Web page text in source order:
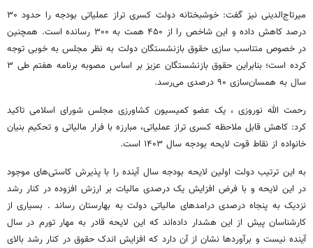
میرتاج‌الدینی نیز گفت: خوشبختانه دولت کسری تراز عملیاتی بودجه را حدود ۳۰
درصد کاهش داده و این شاخص را از ۴۵۰ همت به ۳۰۰ رسانده است. همچنین
در خصوص متناسب سازی حقوق بازنشستگان دولت به نظر مجلس به خوبی توجه
کرده است؛ بنابراین حقوق بازنشستگان عزیز بر اساس مصوبه برنامه هفتم طی ۳
سال به همسان‌سازی ۹۰ درصدی می‌رسد.
رحمت الله نوروزی ، یک عضو کمیسیون کشاورزی مجلس شورای اسلامی تاکید
کرد: کاهش قابل ملاحظه کسری تراز عملیاتی، مبارزه با فرار مالیاتی و تحکیم بنیان
خانواده از نقاط قوت لایحه بودجه سال ۱۴۰۳ است.
به این ترتیب دولت اولین لایحه بودجه سال آینده را با پذیرش کاستی‌های موجود
در این لایحه و با فرض افزایش یک درصدی مالیات بر ارزش افزوده در کنار رشد
نزدیک به پنجاه درصدی درامدهای مالیاتی دولت به بهارستان رساند . بسیاری از
کارشناسان پیش از این هشدار داده‌اند که این لایحه قادر به مهار تورم در سال
آینده نیست و برآوردها نشان از آن دارد که افزایش اندک حقوق در کنار رشد بالای